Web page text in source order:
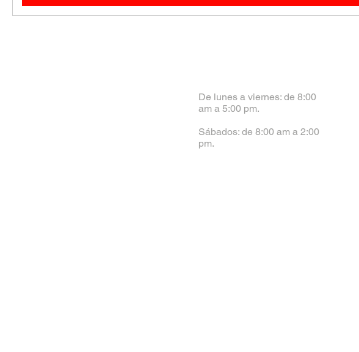
De lunes a viernes: de 8:00
am a 5:00 pm.
Sábados: de 8:00 am a 2:00
pm.